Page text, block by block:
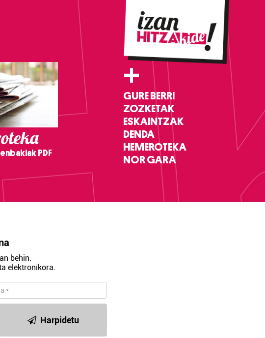
PDF
+
GURE BERRI
ZOZKETAK
ESKAINTZAK
DENDA
HEMEROTEKA
NOR GARA
behin.
elektronikora.
Harpidetu